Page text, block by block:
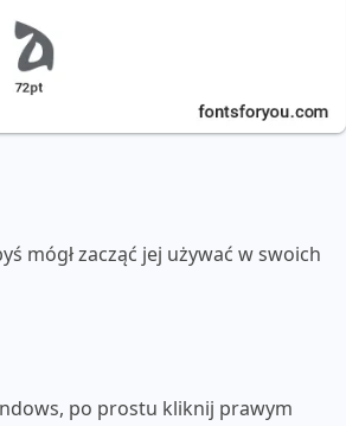
mógł zacząć jej używać w swoich
po prostu kliknij prawym